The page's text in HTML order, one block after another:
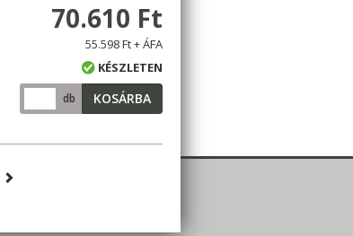
70.610 Ft
55.598 Ft + ÁFA
KÉSZLETEN
db KOSÁRBA